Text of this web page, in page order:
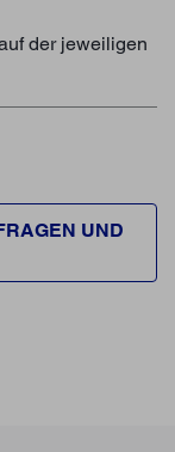
der jeweiligen
UND